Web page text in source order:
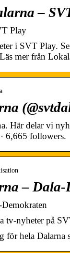
–
Play
i SVT Play.
mer från
Här delar vi
6,665 followers.
– Dala-
tv-nyheter på
för hela Dalarna